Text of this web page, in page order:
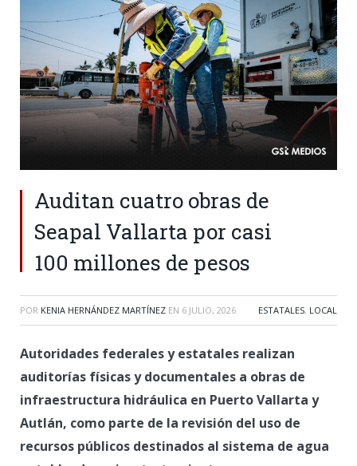
Auditan cuatro obras de
Seapal Vallarta por casi
100 millones de pesos
POR KENIA HERNÁNDEZ MARTÍNEZ EN 6 JULIO, 2026 ESTATALES, LOCAL
Autoridades federales y estatales realizan
auditorías físicas y documentales a obras de
infraestructura hidráulica en Puerto Vallarta y
Autlán, como parte de la revisión del uso de
recursos públicos destinados al sistema de agua